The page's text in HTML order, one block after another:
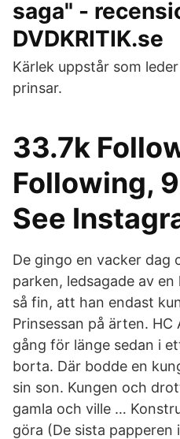
saga" -
DVDKRITIK.se
Kärlek uppstår som
prinsar.
33.7k
Following,
See
De gingo en vacker dag
parken, ledsagade av
så fin, att han endast
Prinsessan på ärten. HC
gång för länge sedan i
borta. Där bodde en
sin son. Kungen och
gamla och ville …
göra (De sista